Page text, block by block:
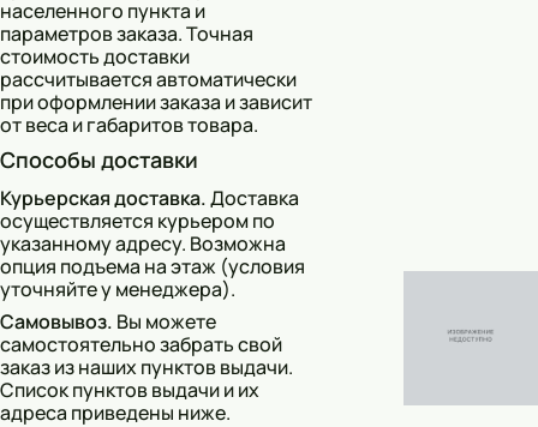
Муссы
Масла
Пена для ванны
Румяна
Скрабы
Блески
Гели
Восковые полоски
Кремы
населенного пункта и
параметров заказа. Точная
стоимость доставки
рассчитывается автоматически
при оформлении заказа и зависит
от веса и габаритов товара.
Способы доставки
Курьерская доставка.Доставка
осуществляется курьером по
указанному адресу. Возможна
опция подъема на этаж (условия
уточняйте у менеджера).
Самовывоз. Вы можете
самостоятельно забрать свой
заказ из наших пунктов выдачи.
Список пунктов выдачи и их
адреса приведены ниже.